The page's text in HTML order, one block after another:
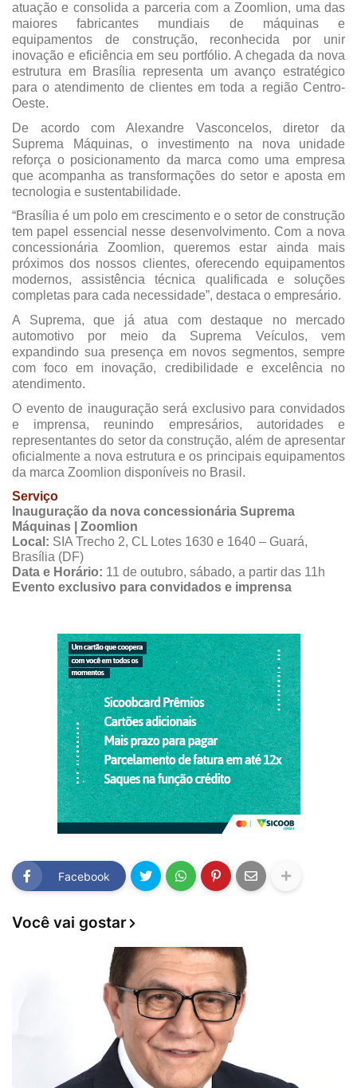
atuação e consolida a parceria com a Zoomlion, uma das
maiores fabricantes mundiais de máquinas e
equipamentos de construção, reconhecida por unir
inovação e eficiência em seu portfólio. A chegada da nova
estrutura em Brasília representa um avanço estratégico
para o atendimento de clientes em toda a região Centro-
Oeste.
De acordo com Alexandre Vasconcelos, diretor da
Suprema Máquinas, o investimento na nova unidade
reforça o posicionamento da marca como uma empresa
que acompanha as transformações do setor e aposta em
tecnologia e sustentabilidade.
“Brasília é um polo em crescimento e o setor de construção
tem papel essencial nesse desenvolvimento. Com a nova
concessionária Zoomlion, queremos estar ainda mais
próximos dos nossos clientes, oferecendo equipamentos
modernos, assistência técnica qualificada e soluções
completas para cada necessidade”, destaca o empresário.
A Suprema, que já atua com destaque no mercado
automotivo por meio da Suprema Veículos, vem
expandindo sua presença em novos segmentos, sempre
com foco em inovação, credibilidade e excelência no
atendimento.
O evento de inauguração será exclusivo para convidados
e imprensa, reunindo empresários, autoridades e
representantes do setor da construção, além de apresentar
oficialmente a nova estrutura e os principais equipamentos
da marca Zoomlion disponíveis no Brasil.
Serviço
Inauguração da nova concessionária Suprema
Máquinas | Zoomlion
Local: SIA Trecho 2, CL Lotes 1630 e 1640 – Guará,
Brasília (DF)
Data e Horário: 11 de outubro, sábado, a partir das 11h
Evento exclusivo para convidados e imprensa
Facebook
Você vai gostar